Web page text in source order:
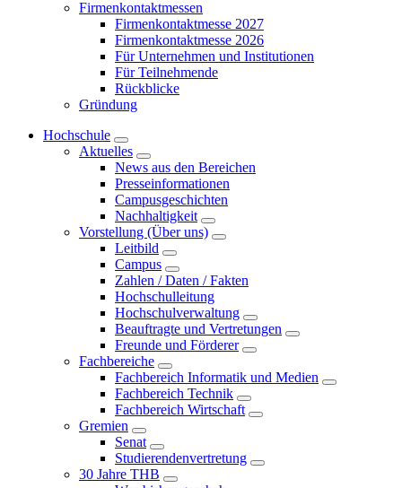
Firmenkontaktmessen
Firmenkontaktmesse 2027
Firmenkontaktmesse 2026
Für Unternehmen und Institutionen
Für Teilnehmende
Rückblicke
Gründung
Hochschule
Aktuelles
News aus den Bereichen
Presseinformationen
Campusgeschichten
Nachhaltigkeit
Vorstellung (Über uns)
Leitbild
Campus
Zahlen / Daten / Fakten
Hochschulleitung
Hochschulverwaltung
Beauftragte und Vertretungen
Freunde und Förderer
Fachbereiche
Fachbereich Informatik und Medien
Fachbereich Technik
Fachbereich Wirtschaft
Gremien
Senat
Studierendenvertretung
30 Jahre THB